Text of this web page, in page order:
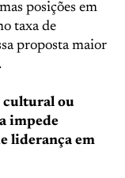
posições em
taxa de
proposta maior
cultural ou
impede
liderança em